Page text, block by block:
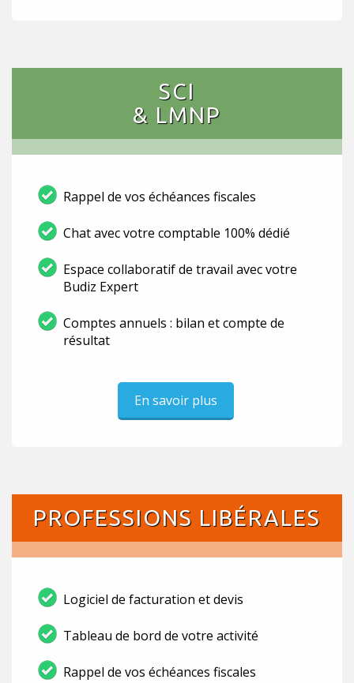
SCI
& LMNP
Rappel de vos échéances fiscales
Chat avec votre comptable 100% dédié
Espace collaboratif de travail avec votre
Budiz Expert
Comptes annuels : bilan et compte de
résultat
En savoir plus
PROFESSIONS LIBÉRALES
Logiciel de facturation et devis
Tableau de bord de votre activité
Rappel de vos échéances fiscales